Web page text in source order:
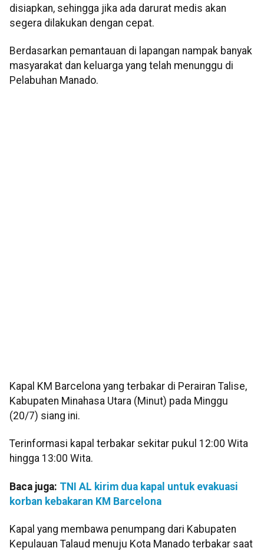
disiapkan, sehingga jika ada darurat medis akan
segera dilakukan dengan cepat.
Berdasarkan pemantauan di lapangan nampak banyak
masyarakat dan keluarga yang telah menunggu di
Pelabuhan Manado.
Kapal KM Barcelona yang terbakar di Perairan Talise,
Kabupaten Minahasa Utara (Minut) pada Minggu
(20/7) siang ini.
Terinformasi kapal terbakar sekitar pukul 12:00 Wita
hingga 13:00 Wita.
Baca juga: TNI AL kirim dua kapal untuk evakuasi
korban kebakaran KM Barcelona
Kapal yang membawa penumpang dari Kabupaten
Kepulauan Talaud menuju Kota Manado terbakar saat